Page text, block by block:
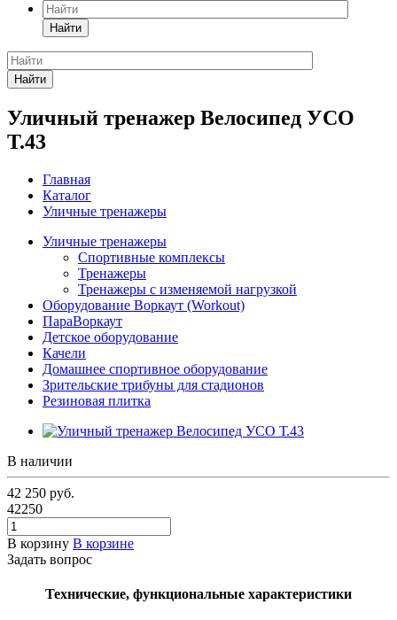
Найти
Найти
Уличный тренажер Велосипед УСО
Т.43
Главная
Каталог
Уличные тренажеры
Уличные тренажеры
Спортивные комплексы
Тренажеры
Тренажеры с изменяемой нагрузкой
Оборудование Воркаут (Workout)
ПараВоркаут
Детское оборудование
Качели
Домашнее спортивное оборудование
Зрительские трибуны для стадионов
Резиновая плитка
В наличии
42 250 руб.
42250
В корзину В корзине
Задать вопрос
Технические, функциональные характеристики